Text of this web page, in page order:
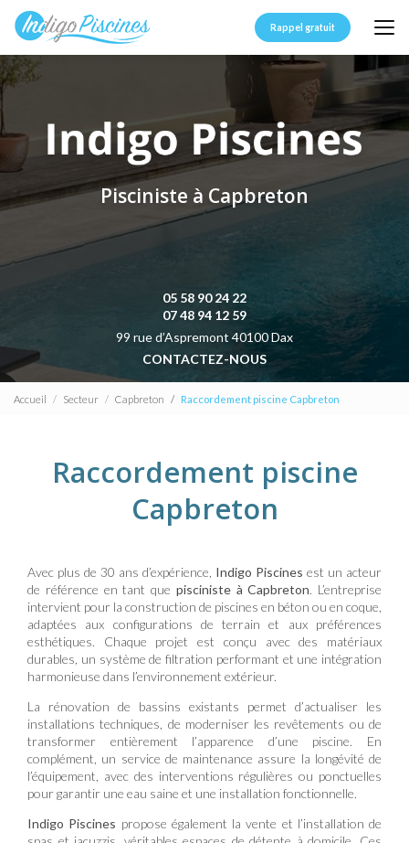
Aller
contenu
principal
Rappel gratuit
Pisciniste à Capbreton
05 58 90 24 22
07 48 94 12 59
99 rue d’Aspremont 40100 Dax
CONTACTEZ-NOUS
Accueil Secteur Capbreton Raccordement piscine Capbreton
Raccordement piscine
Capbreton
Avec plus de 30 ans d’expérience, Indigo Piscines est un acteur
de référence en tant que pisciniste à Capbreton. L’entreprise
intervient pour la construction de piscines en béton ou en coque,
adaptées aux configurations de terrain et aux préférences
esthétiques. Chaque projet est conçu avec des matériaux
durables, un système de filtration performant et une intégration
harmonieuse dans l’environnement extérieur.
La rénovation de bassins existants permet d’actualiser les
installations techniques, de moderniser les revêtements ou de
transformer entièrement l’apparence d’une piscine. En
complément, un service de maintenance assure la longévité de
l’équipement, avec des interventions régulières ou ponctuelles
pour garantir une eau saine et une installation fonctionnelle.
Indigo Piscines propose également la vente et l’installation de